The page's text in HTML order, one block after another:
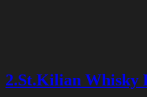
2.St.Kilian Whisky